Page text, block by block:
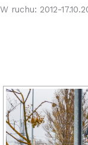
W ruchu: 2012-